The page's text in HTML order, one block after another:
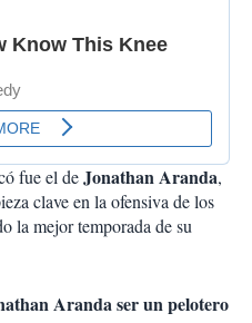
fue el deJonathan Aranda,
clave en la ofensiva de los
la mejor temporada de su
Aranda ser un pelotero